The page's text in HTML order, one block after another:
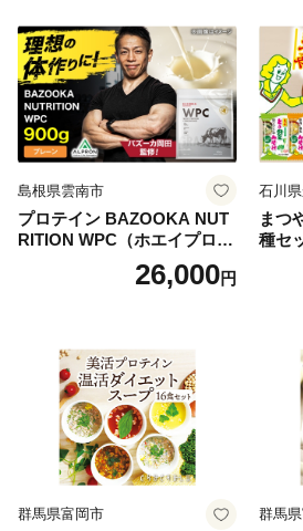
ち 本格おせち おせち予約 年
末 年始 お取り寄せ 新春 贅沢
おせち こだわりおせち 惣菜
老舗おせち ふるさと納税お
せち 御節 お節料理 正月 調理
不要 おせち料理2027
島根県雲南市
プロテイン BAZOOKA NUT
RITION WPC（ホエイプロテ
イン）＜プレーン＞ 900g｜
バズーカ岡田監修・植物由来
ロン [AIEN005]
26,000円
石川
まつ
種セ
お味
時
群馬県富岡市 群馬